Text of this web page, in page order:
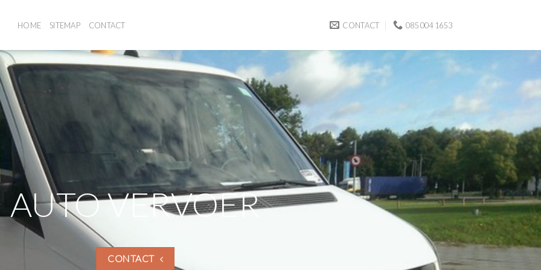
HOME SITEMAP CONTACT CONTACT 085 004 1653
AUTO VERVOER
CONTACT